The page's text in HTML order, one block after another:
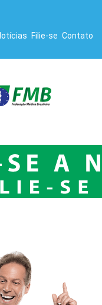
Filie-se Contato